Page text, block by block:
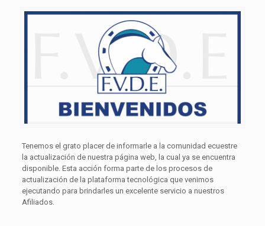
Tenemos el grato placer de informarle a la comunidad ecuestre
la actualización de nuestra página web, la cual ya se encuentra
disponible. Esta acción forma parte de los procesos de
actualización de la plataforma tecnológica que venimos
ejecutando para brindarles un excelente servicio a nuestros
Afiliados.